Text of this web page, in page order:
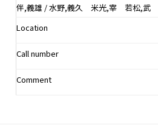
伴,義雄 / 水野,義久 米光,宰 若松,武
Location
Call number
Comment